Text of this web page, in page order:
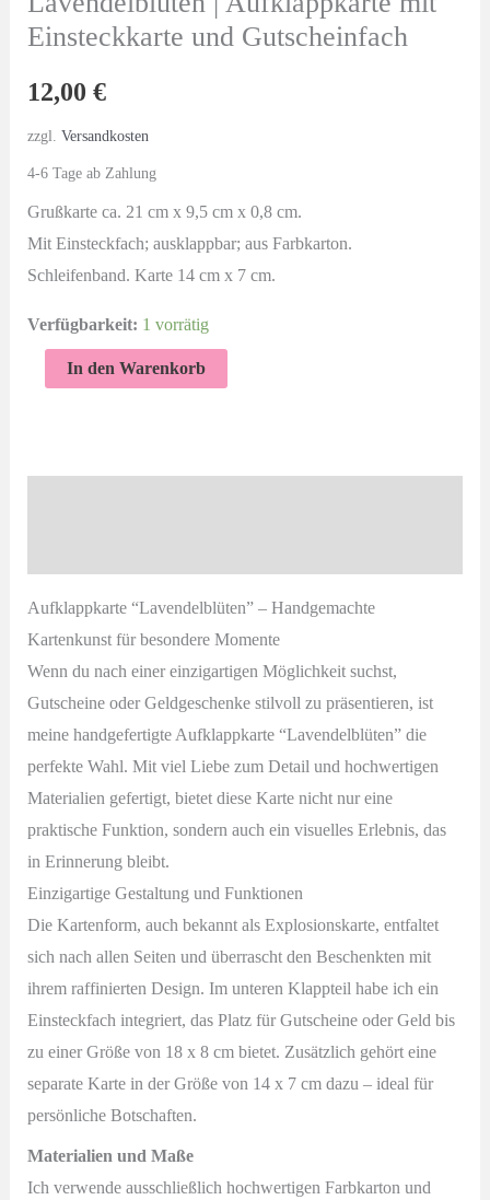
Einsteckkarte und Gutscheinfach
12,00 €
zzgl. Versandkosten
4-6 Tage ab Zahlung
Grußkarte ca. 21 cm x 9,5 cm x 0,8 cm.
Mit Einsteckfach; ausklappbar; aus Farbkarton.
Schleifenband. Karte 14 cm x 7 cm.
Verfügbarkeit: 1 vorrätig
Lavendelblüten
In den Warenkorb
Aufklappkarte “Lavendelblüten” – Handgemachte
Kartenkunst für besondere Momente
Wenn du nach einer einzigartigen Möglichkeit suchst,
Gutscheine oder Geldgeschenke stilvoll zu präsentieren, ist
meine handgefertigte Aufklappkarte “Lavendelblüten” die
perfekte Wahl. Mit viel Liebe zum Detail und hochwertigen
Materialien gefertigt, bietet diese Karte nicht nur eine
praktische Funktion, sondern auch ein visuelles Erlebnis, das
in Erinnerung bleibt.
Einzigartige Gestaltung und Funktionen
Die Kartenform, auch bekannt als Explosionskarte, entfaltet
sich nach allen Seiten und überrascht den Beschenkten mit
ihrem raffinierten Design. Im unteren Klappteil habe ich ein
Einsteckfach integriert, das Platz für Gutscheine oder Geld bis
zu einer Größe von 18 x 8 cm bietet. Zusätzlich gehört eine
separate Karte in der Größe von 14 x 7 cm dazu – ideal für
persönliche Botschaften.
Materialien und Maße
Ich verwende ausschließlich hochwertigen Farbkarton und